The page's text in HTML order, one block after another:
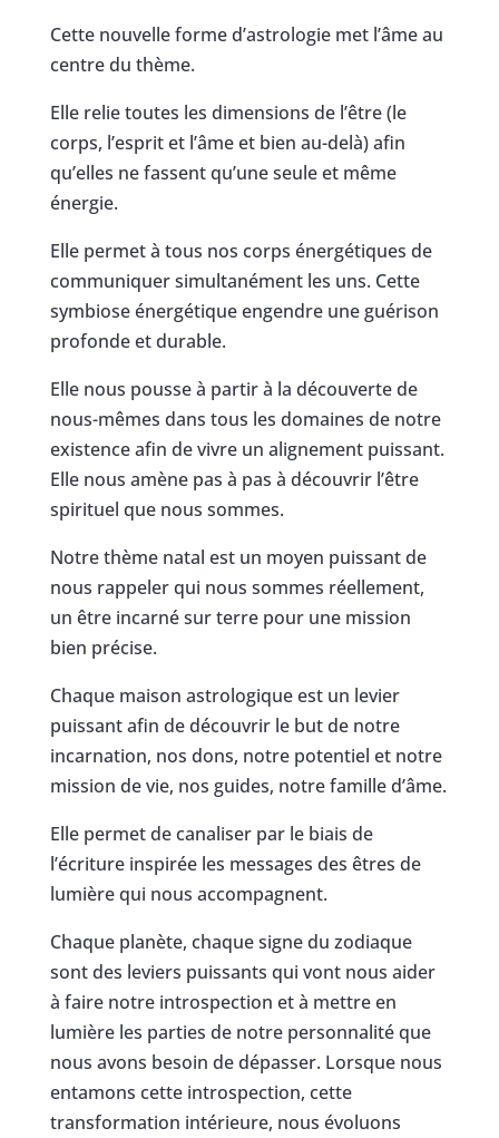
Cette nouvelle forme d’astrologie met l’âme au
centre du thème.
Elle relie toutes les dimensions de l’être (le
corps, l’esprit et l’âme et bien au-delà) afin
qu’elles ne fassent qu’une seule et même
énergie.
Elle permet à tous nos corps énergétiques de
communiquer simultanément les uns. Cette
symbiose énergétique engendre une guérison
profonde et durable.
Elle nous pousse à partir à la découverte de
nous-mêmes dans tous les domaines de notre
existence afin de vivre un alignement puissant.
Elle nous amène pas à pas à découvrir l’être
spirituel que nous sommes.
Notre thème natal est un moyen puissant de
nous rappeler qui nous sommes réellement,
un être incarné sur terre pour une mission
bien précise.
Chaque maison astrologique est un levier
puissant afin de découvrir le but de notre
incarnation, nos dons, notre potentiel et notre
mission de vie, nos guides, notre famille d’âme.
Elle permet de canaliser par le biais de
l’écriture inspirée les messages des êtres de
lumière qui nous accompagnent.
Chaque planète, chaque signe du zodiaque
sont des leviers puissants qui vont nous aider
à faire notre introspection et à mettre en
lumière les parties de notre personnalité que
nous avons besoin de dépasser. Lorsque nous
entamons cette introspection, cette
transformation intérieure, nous évoluons